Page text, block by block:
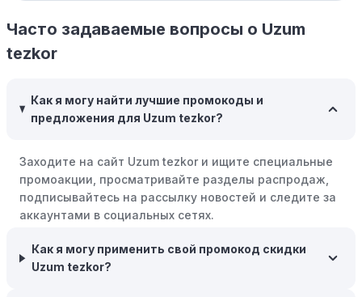
компании Uzum tezkor есть программы поощрения,
позволяющие зарабатывать баллы или cashback на
покупках. Накапливайте баллы и обменивайте их на
Совершать покупки во время распродаж:
Следите за
крупными распродажами, такими как "черная
розничные компании часто предлагают значительные
скидки.
Бросьте корзину:Если Вы не торопитесь с покупкой,
два. В некоторых случаях существует большая
вероятность того, что интернет-магазины, включая
Часто задаваемые вопросы о Uzum
tezkor
Как я могу найти лучшие промокоды и
предложения для Uzum tezkor?
Заходите на сайт Uzum tezkor и ищите специальные
промоакции, просматривайте разделы распродаж,
подписывайтесь на рассылку новостей и следите за
аккаунтами в социальных сетях.
Как я могу применить свой промокод скидки
Uzum tezkor?